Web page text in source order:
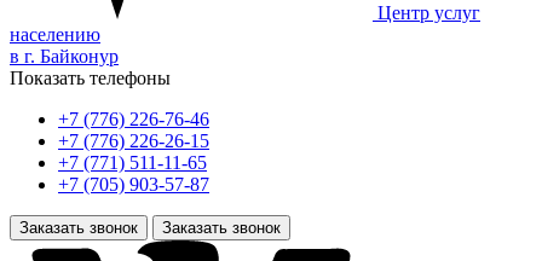
Центр услуг
населению
в г. Байконур
Показать телефоны
+7 (776) 226-76-46
+7 (776) 226-26-15
+7 (771) 511-11-65
+7 (705) 903-57-87
Заказать звонок Заказать звонок